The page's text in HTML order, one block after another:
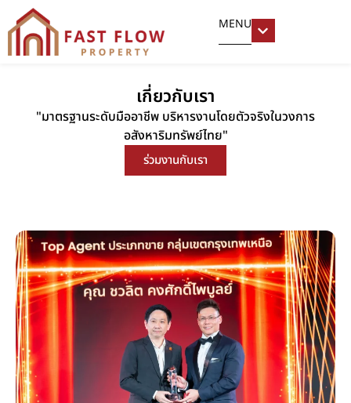
MENU
เกี่ยวกับเรา
"มาตรฐานระดับมืออาชีพ บริหารงานโดยตัวจริงในวงการ
อสังหาริมทรัพย์ไทย"
ร่วมงานกับเรา